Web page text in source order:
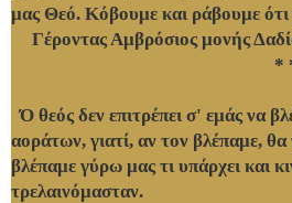
μας Θεό. Κόβουμε και ράβουμε ότι
Γέροντας Αμβρόσιος μονής
* * * * * *
Ό θεός δεν επιτρέπει σ' εμάς να
αοράτων, γιατί, αν τον βλέπαμε,
βλέπαμε γύρω μας τι υπάρχει και
τρελαινόμασταν.